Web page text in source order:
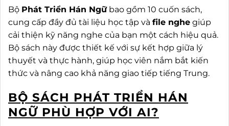
Bộ Phát Triển Hán Ngữbao gồm 10 cuốn sách,
cung cấp đầy đủ tài liệu học tập và file nghe giúp
cải thiện kỹ năng nghe của bạn một cách hiệu quả.
Bộ sách này được thiết kế với sự kết hợp giữa lý
thuyết và thực hành, giúp học viên nắm bắt kiến
thức và nâng cao khả năng giao tiếp tiếng Trung.
BỘ SÁCH PHÁT TRIỂN HÁN
NGỮ PHÙ HỢP VỚI AI?